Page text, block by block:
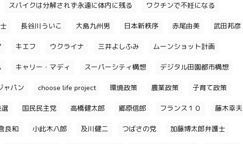
スパイクは分解されず永遠に体内に残る ワクチンで不妊になる
長谷川ういこ 大島九州男 日本新秩序 赤尾由美 武田邦彦
キエフ ウクライナ 三井よしふみ ムーンショット計画
キャリー・マディ スーパーシティ構想 デジタル田園都市構想
ャパン choose life project 環境政策 農業政策 子育て政策
国民民主党 高橋健太郎 郷原信郎 フランス１０ 藤木幸夫
良和 小此木八郎 及川健二 つばさの党 加藤博太郎弁護士